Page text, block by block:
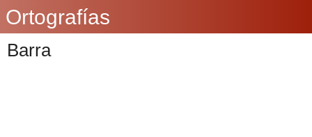
Ortografías
Barra